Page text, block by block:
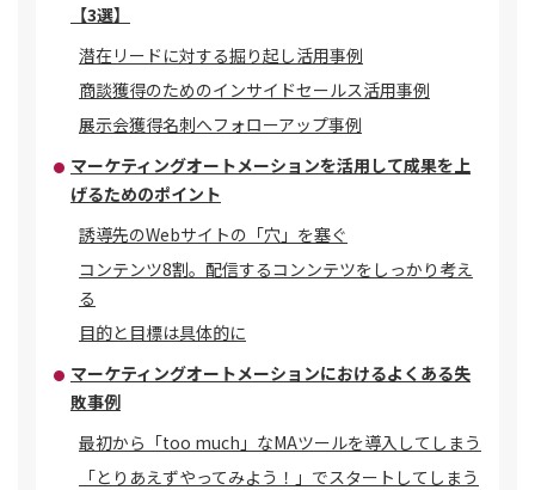
【3選】
潜在リードに対する掘り起し活用事例
商談獲得のためのインサイドセールス活用事例
展示会獲得名刺へフォローアップ事例
マーケティングオートメーションを活用して成果を上
げるためのポイント
誘導先のWebサイトの「穴」を塞ぐ
コンテンツ8割。配信するコンンテツをしっかり考え
る
目的と目標は具体的に
マーケティングオートメーションにおけるよくある失
敗事例
最初から「too much」なMAツールを導入してしまう
「とりあえずやってみよう！」でスタートしてしまう